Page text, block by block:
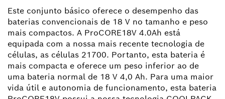
Este conjunto básico oferece o desempenho das
baterias convencionais de 18 V no tamanho e peso
mais compactos. A ProCORE18V 4.0Ah está
equipada com a nossa mais recente tecnologia de
células, as células 21700. Portanto, esta bateria é
mais compacta e oferece um peso inferior ao de
uma bateria normal de 18 V 4,0 Ah. Para uma maior
vida útil e autonomia de funcionamento, esta bateria